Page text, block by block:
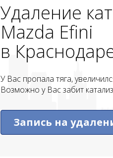
Удаление
Mazda Efini
в
У Вас пропала тяга,
Возможно у Вас забит
Запись на